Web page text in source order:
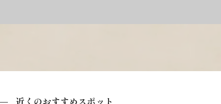
近くのおすすめスポット